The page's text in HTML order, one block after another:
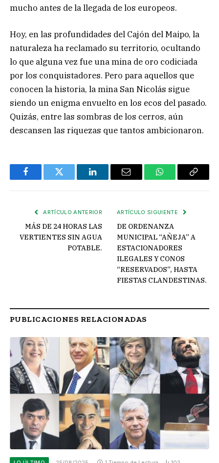
mucho antes de la llegada de los europeos.
Hoy, en las profundidades del Cajón del Maipo, la
naturaleza ha reclamado su territorio, ocultando
lo que alguna vez fue una mina de oro codiciada
por los conquistadores. Pero para aquellos que
conocen la historia, la mina San Nicolás sigue
siendo un enigma envuelto en los ecos del pasado.
Quizás, entre las sombras de los cerros, aún
descansen las riquezas que tantos ambicionaron.
FacebookTwitter LinkedInEmail WhatsAppCopiar
ARTÍCULO ANTERIOR
MÁS DE 24 HORAS LAS
VERTIENTES SIN AGUA
POTABLE.
ARTÍCULO SIGUIENTE
DE ORDENANZA
MUNICIPAL “AÑEJA” A
ESTACIONADORES
ILEGALES Y CONOS
“RESERVADOS”, HASTA
FIESTAS CLANDESTINAS.
PUBLICACIONES RELACIONADAS